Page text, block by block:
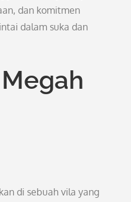
dan komitmen
dalam suka dan
di sebuah vila yang